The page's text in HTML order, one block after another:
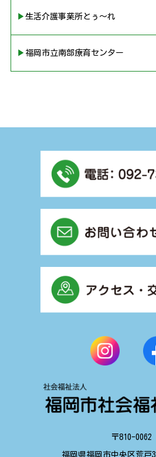
▶︎生活介護事業所とぅ〜れ
▶︎福岡市立南部療育センター
〒810-0062
福岡県福岡市中央区荒戸